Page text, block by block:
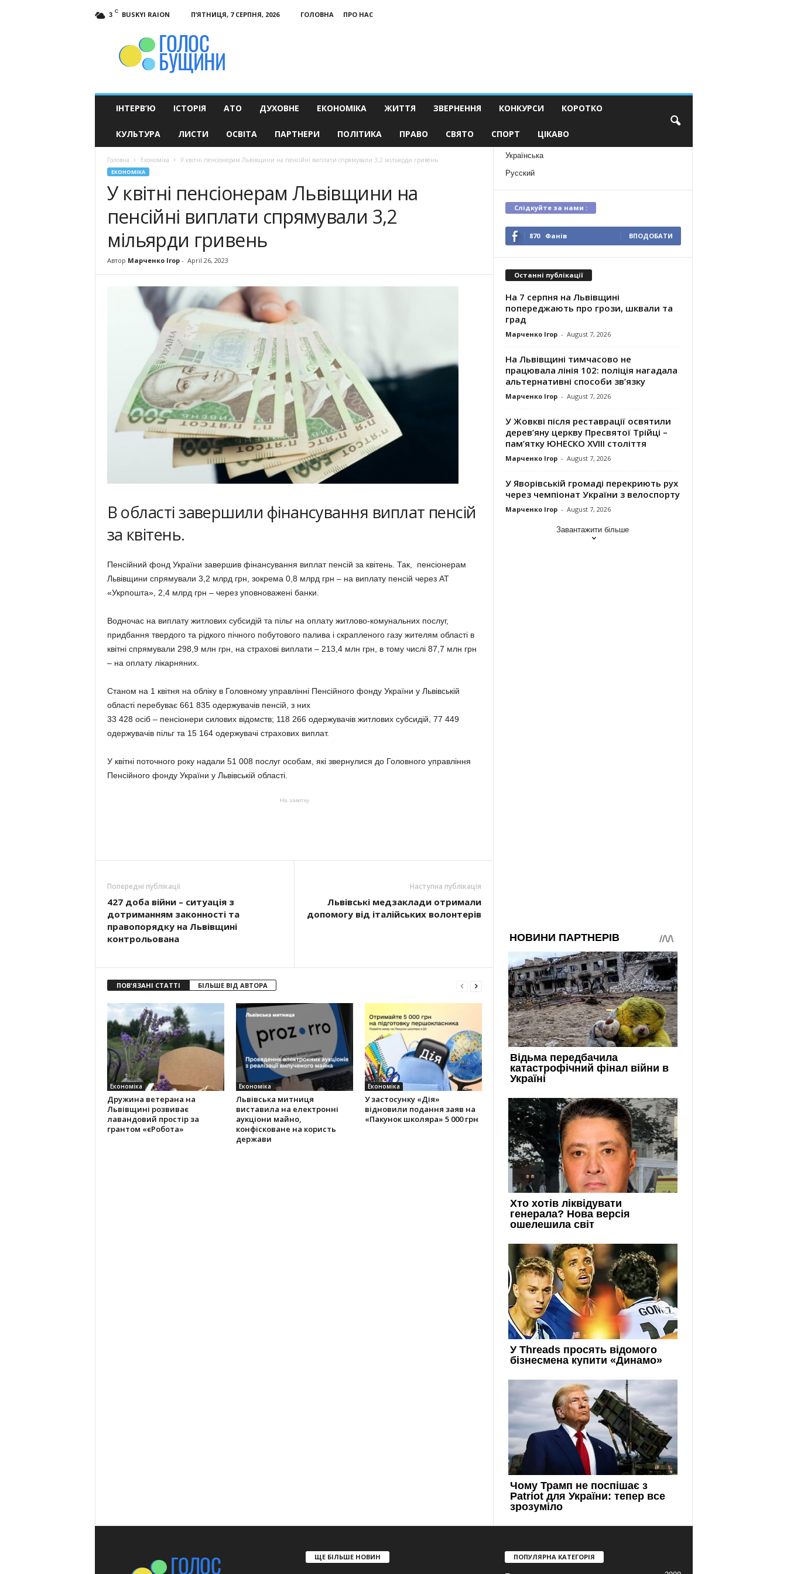
3 C BUSKYI RAION П’ЯТНИЦЯ, 7 СЕРПНЯ, 2026 ГОЛОВНА
ПРО НАС
ІНТЕРВ’Ю ІСТОРІЯ АТО ДУХОВНЕ ЕКОНОМІКА ЖИТТЯ ЗВЕРНЕННЯ КОНКУРСИ КОРОТКО
КУЛЬТУРА ЛИСТИ ОСВІТА ПАРТНЕРИ ПОЛІТИКА ПРАВО СВЯТО СПОРТ ЦІКАВО
Головна Економіка У квітні пенсіонерам Львівщини на пенсійні виплати спрямували 3,2 мільярди гривень
ЕКОНОМІКА
У квітні пенсіонерам Львівщини на
пенсійні виплати спрямували 3,2
мільярди гривень
Автор Марченко Ігор- April 26, 2023
В області завершили фінансування виплат пенсій
за квітень.
Пенсійний фонд України завершив фінансування виплат пенсій за квітень. Так, пенсіонерам
Львівщини спрямували 3,2 млрд грн, зокрема 0,8 млрд грн – на виплату пенсій через АТ
«Укрпошта», 2,4 млрд грн – через уповноважені банки.
Водночас на виплату житлових субсидій та пільг на оплату житлово-комунальних послуг,
придбання твердого та рідкого пічного побутового палива і скрапленого газу жителям області в
квітні спрямували 298,9 млн грн, на страхові виплати – 213,4 млн грн, в тому числі 87,7 млн грн
– на оплату лікарняних.
Станом на 1 квітня на обліку в Головному управлінні Пенсійного фонду України у Львівській
області перебуває 661 835 одержувачів пенсій, з них
33 428 осіб – пенсіонери силових відомств; 118 266 одержувачів житлових субсидій, 77 449
одержувачів пільг та 15 164 одержувачі страхових виплат.
У квітні поточного року надали 51 008 послуг особам, які звернулися до Головного управління
Пенсійного фонду України у Львівській області.
На замітку
Попередні публікації
427 доба війни – ситуація з
дотриманням законності та
правопорядку на Львівщині
контрольована
Наступна публікація
Львівські медзаклади отримали
допомогу від італійських волонтерів
ПОВ'ЯЗАНІ СТАТТІ БІЛЬШЕ ВІД АВТОРА
Економіка
Дружина ветерана на
Львівщині розвиває
лавандовий простір за
грантом «єРобота»
Економіка
Львівська митниця
виставила на електронні
аукціони майно,
конфісковане на користь
держави
Економіка
У застосунку «Дія»
відновили подання заяв на
«Пакунок школяра» 5 000 грн
Українська
Русский
Слідкуйте за нами :
870 Фанів ВПОДОБАТИ
Останні публікації
На 7 серпня на Львівщині
попереджають про грози, шквали та
град
Марченко Ігор - August 7, 2026
На Львівщині тимчасово не
працювала лінія 102: поліція нагадала
альтернативні способи зв’язку
Марченко Ігор - August 7, 2026
У Жовкві після реставрації освятили
дерев’яну церкву Пресвятої Трійці –
пам’ятку ЮНЕСКО XVIII століття
Марченко Ігор - August 7, 2026
У Яворівській громаді перекриють рух
через чемпіонат України з велоспорту
Марченко Ігор - August 7, 2026
Завантажити більше
ЩЕ БІЛЬШЕ НОВИН ПОПУЛЯРНА КАТЕГОРІЯ